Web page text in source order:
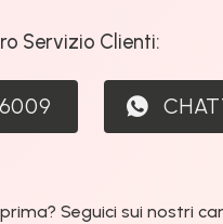
Servizio Clienti:
Seguici sui nostri